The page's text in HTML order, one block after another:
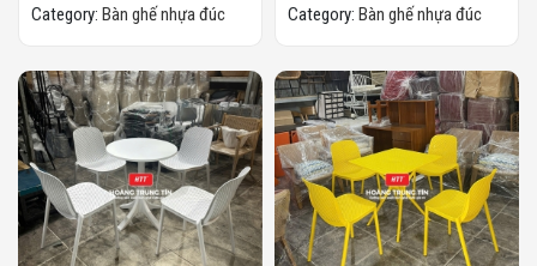
Category: Bàn ghế nhựa đúc Category: Bàn ghế nhựa đúc